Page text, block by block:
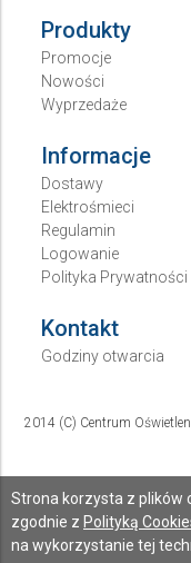
Strona korzysta z plików
zgodnie z Polityką
na wykorzystanie tej
Produkty
Promocje
Nowości
Wyprzedaże
Informacje
Dostawy
Elektrośmieci
Regulamin
Logowanie
Polityka Prywatności
Kontakt
Godziny otwarcia
2014 (C) Centrum